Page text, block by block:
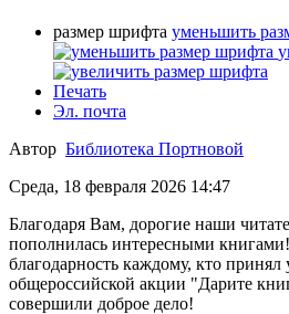
размер шрифта уменьшить
Печать
Эл. почта
Автор Библиотека Портновой
Среда, 18 февраля 2026 14:47
Благодаря Вам, дорогие наши
пополнилась интересными
благодарность каждому, кто принял
общероссийской акции "Дарите
совершили доброе дело!